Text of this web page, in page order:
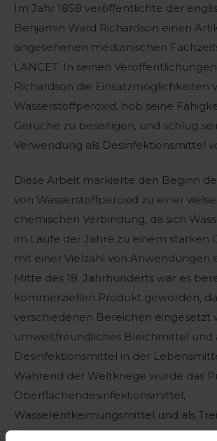
Im Jahr 1858 veröffentlichte der
Benjamin Ward Richardson einen
angesehenen medizinischen
LANCET. In seinen
Richardson die Einsatzmöglichkeiten
Wasserstoffperoxid, hob seine
Gerüche zu beseitigen, und schlug
Verwendung als Desinfektionsmittel
Diese Arbeit markierte den Beginn
von Wasserstoffperoxid zu einer
chemischen Verbindung, da sich
im Laufe der Jahre zu einem starken
mit einer Vielzahl von Anwendungen
Mitte des 18. Jahrhunderts war es
kommerziellen Produkt geworden,
verschiedenen Bereichen eingesetzt
umweltfreundliches Bleichmittel und
Desinfektionsmittel in der
Während der Weltkriege wurde das
Oberflächendesinfektionsmittel,
Wasserentkeimungsmittel und als
Raketen und Torpedos eingesetzt.